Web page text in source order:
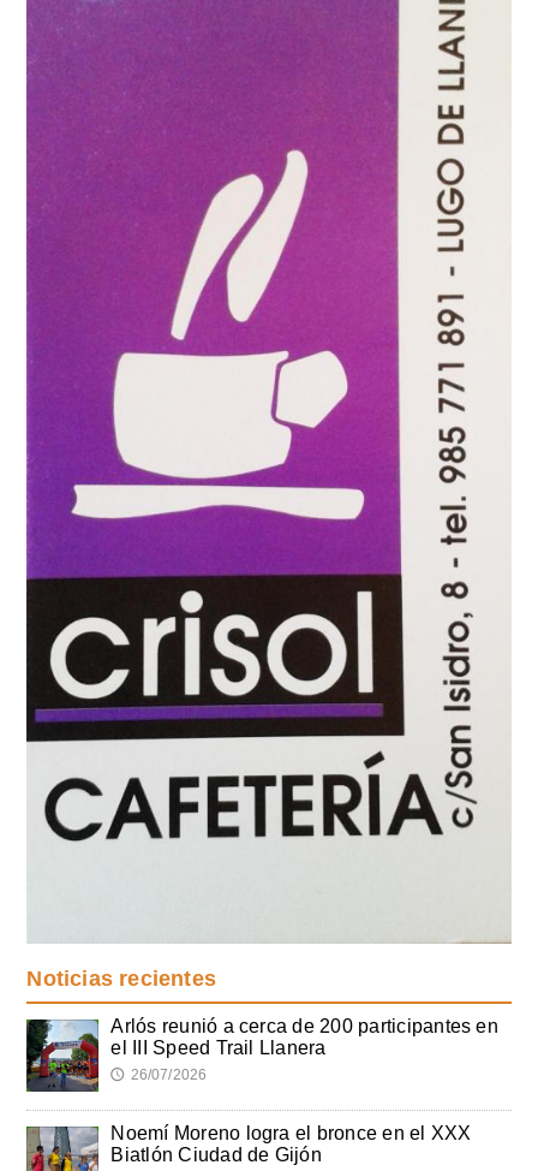
Noticias recientes
Arlós reunió a cerca de 200 participantes en
el III Speed Trail Llanera
🕔 26/07/2026
Noemí Moreno logra el bronce en el XXX
Biatlón Ciudad de Gijón